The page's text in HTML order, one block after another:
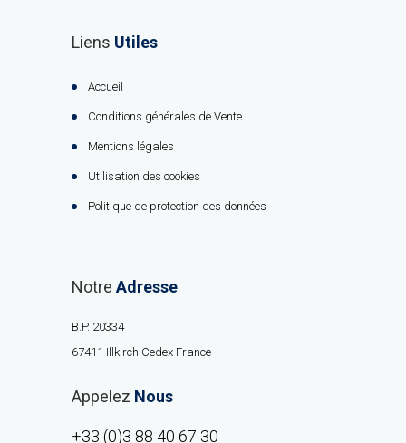
Liens Utiles
Accueil
Conditions générales de Vente
Mentions légales
Utilisation des cookies
Politique de protection des données
Notre Adresse
B.P. 20334
67411 Illkirch Cedex France
Appelez Nous
+33 (0)3 88 40 67 30